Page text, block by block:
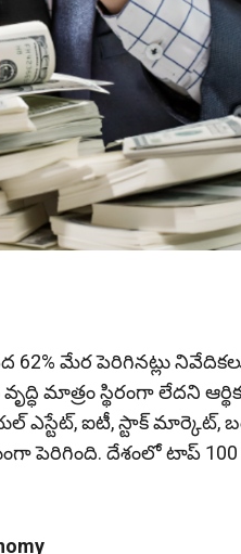
మేర పెరిగినట్లు
స్థిరంగా లేదని ఆర్థిక
ఎస్టేట్‌, ఐటీ, స్టాక్‌ మార్కెట్‌,
పెరిగింది. దేశంలో టాప్‌ 100